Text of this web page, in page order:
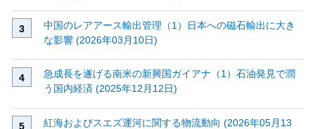
中国のレアアース輸出管理（1）日本への磁石輸出に大き
な影響 (2026年03月10日)
急成長を遂げる南米の新興国ガイアナ（1）石油発見で潤
う国内経済 (2025年12月12日)
紅海およびスエズ運河に関する物流動向 (2026年05月13